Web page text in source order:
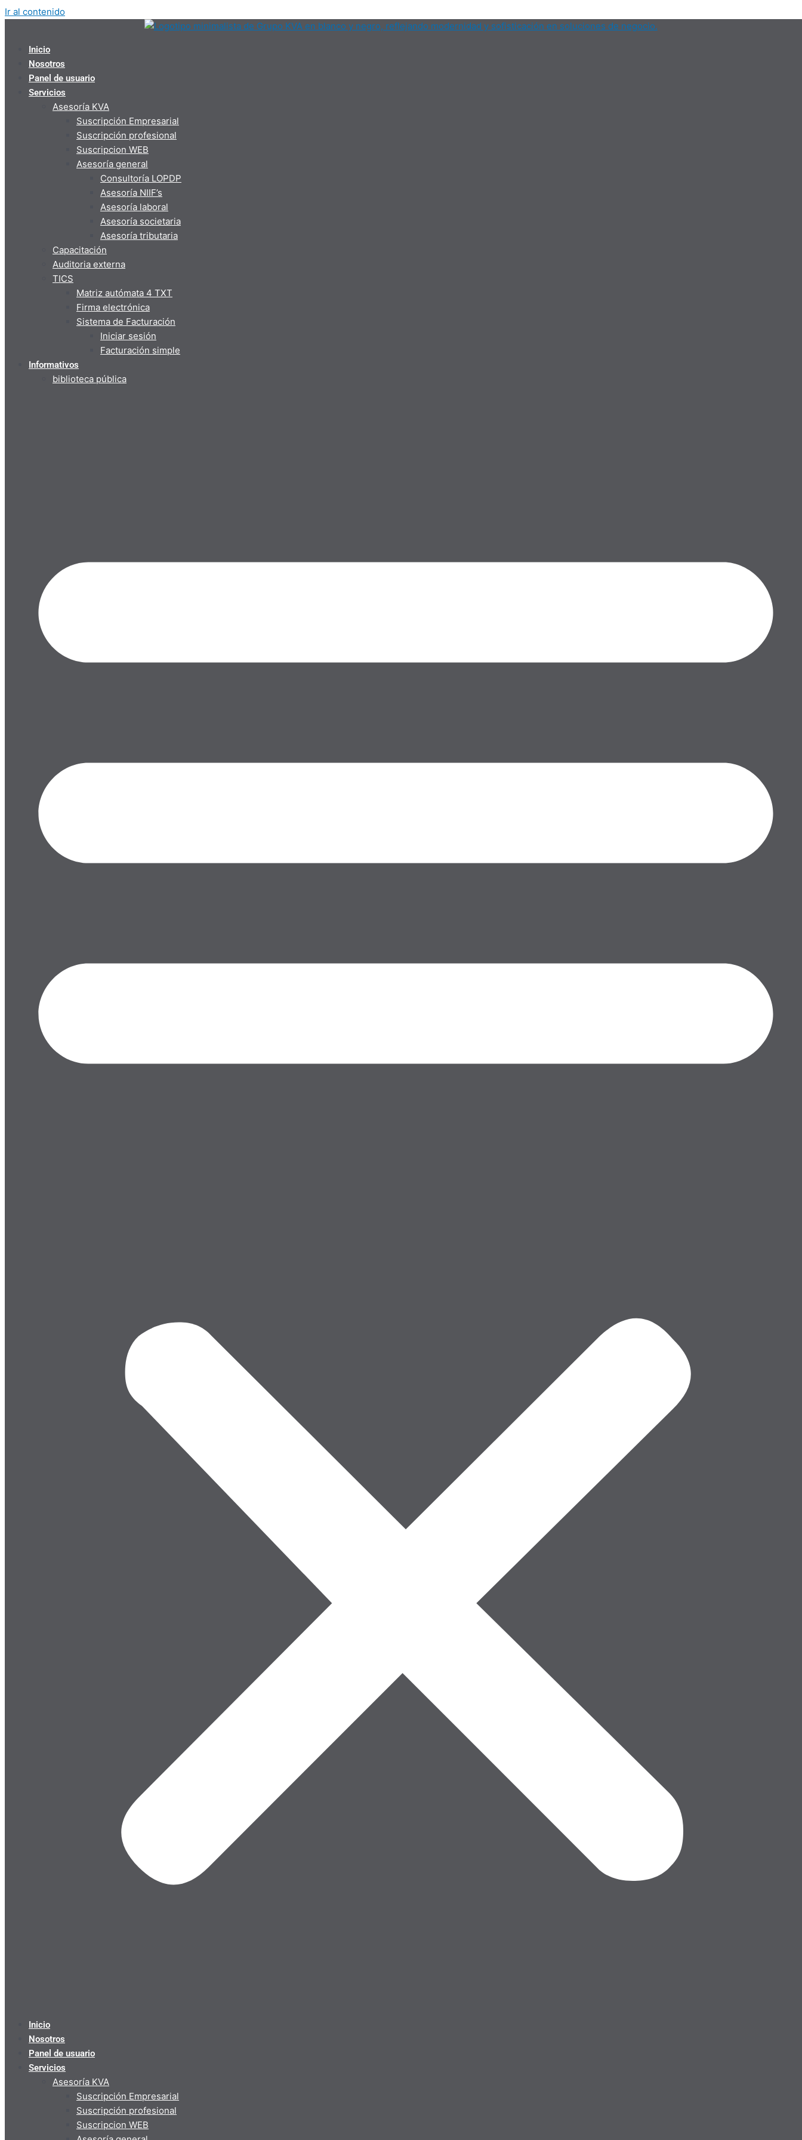
Ir al contenido
Inicio
Nosotros
Panel de usuario
Servicios
Asesoría KVA
Suscripción Empresarial
Suscripción profesional
Suscripcion WEB
Asesoría general
Consultoría LOPDP
Asesoría NIIF’s
Asesoría laboral
Asesoría societaria
Asesoría tributaria
Capacitación
Auditoria externa
TICS
Matriz autómata 4 TXT
Firma electrónica
Sistema de Facturación
Iniciar sesión
Facturación simple
Informativos
biblioteca pública
Inicio
Nosotros
Panel de usuario
Servicios
Asesoría KVA
Suscripción Empresarial
Suscripción profesional
Suscripcion WEB